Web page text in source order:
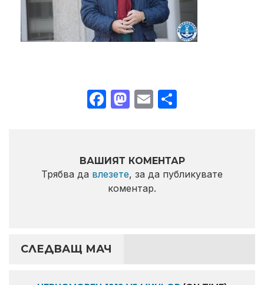
Facebook
Mastodon
Email
ВАШИЯТ КОМЕНТАР
Трябва да влезете, за да публикувате
коментар.
СЛЕДВАЩ МАЧ